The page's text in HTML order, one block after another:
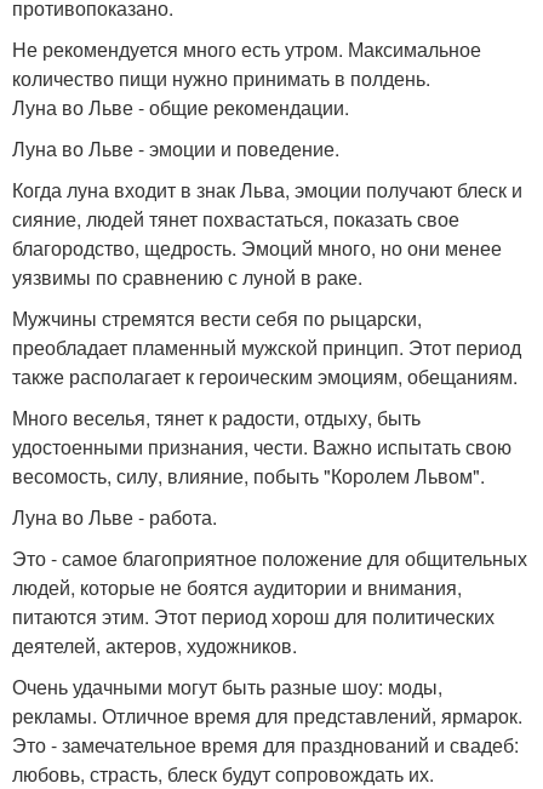
противопоказано.
Не рекомендуется много есть утром. Максимальное
количество пищи нужно принимать в полдень.
Луна во Льве - общие рекомендации.
Луна во Льве - эмоции и поведение.
Когда луна входит в знак Льва, эмоции получают блеск и
сияние, людей тянет похвастаться, показать свое
благородство, щедрость. Эмоций много, но они менее
уязвимы по сравнению с луной в раке.
Мужчины стремятся вести себя по рыцарски,
преобладает пламенный мужской принцип. Этот период
также располагает к героическим эмоциям, обещаниям.
Много веселья, тянет к радости, отдыху, быть
удостоенными признания, чести. Важно испытать свою
весомость, силу, влияние, побыть "Королем Львом".
Луна во Льве - работа.
Это - самое благоприятное положение для общительных
людей, которые не боятся аудитории и внимания,
питаются этим. Этот период хорош для политических
деятелей, актеров, художников.
Очень удачными могут быть разные шоу: моды,
рекламы. Отличное время для представлений, ярмарок.
Это - замечательное время для празднований и свадеб:
любовь, страсть, блеск будут сопровождать их.